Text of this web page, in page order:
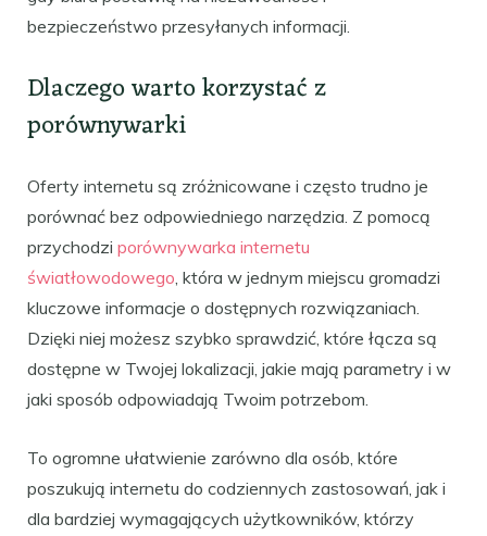
bezpieczeństwo przesyłanych informacji.
Dlaczego warto korzystać z
porównywarki
Oferty internetu są zróżnicowane i często trudno je
porównać bez odpowiedniego narzędzia. Z pomocą
przychodzi porównywarka internetu
światłowodowego , która w jednym miejscu gromadzi
kluczowe informacje o dostępnych rozwiązaniach.
Dzięki niej możesz szybko sprawdzić, które łącza są
dostępne w Twojej lokalizacji, jakie mają parametry i w
jaki sposób odpowiadają Twoim potrzebom.
To ogromne ułatwienie zarówno dla osób, które
poszukują internetu do codziennych zastosowań, jak i
dla bardziej wymagających użytkowników, którzy